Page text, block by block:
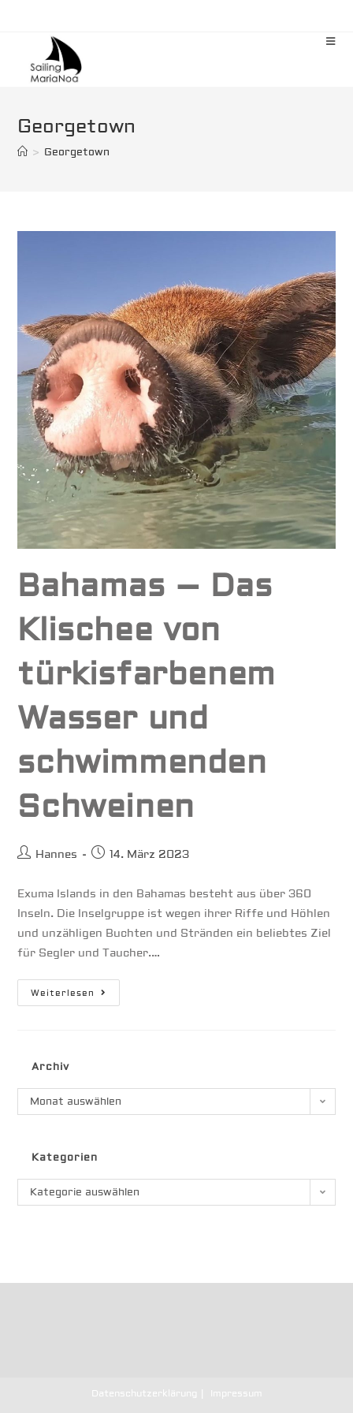
Georgetown
> Georgetown
Bahamas – Das
Klischee von
türkisfarbenem
Wasser und
schwimmenden
Schweinen
Beitrags-
Hannes
Beitrag
14. März 2023
Exuma Islands in den Bahamas besteht aus über 360
Inseln. Die Inselgruppe ist wegen ihrer Riffe und Höhlen
und unzähligen Buchten und Stränden ein beliebtes Ziel
für Segler und Taucher.…
Weiterlesen Bahamas
–
Schweinen
Archiv
Archiv
Monat auswählen
Kategorien
Kategorien
Kategorie auswählen
Datenschutzerklärung Impressum